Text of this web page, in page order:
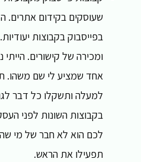
שעוסקים בקידום אתרים.
בפייסבוק בקבוצות
ומכירה של קישורים.
אחד שמציע לי שם משהו.
למעלה ותשקלו כל דבר
בקבוצות השונות לפני
לכם הוא לא חבר של מי
תפעילו את הראש.